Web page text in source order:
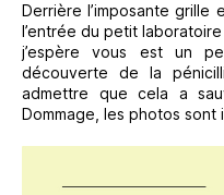
Derrière l’imposante
l’entrée du petit laboratoire
j’espère vous est un
découverte de la
admettre que cela a
Dommage, les photos